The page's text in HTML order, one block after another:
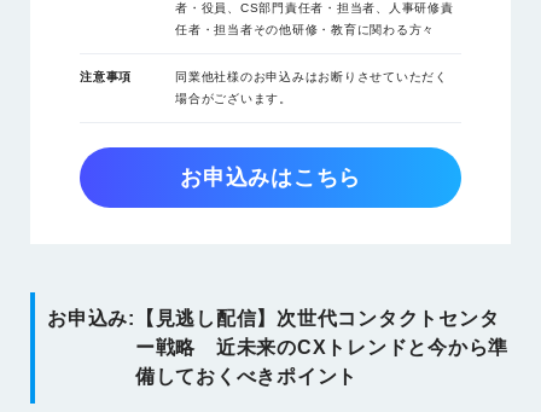
者・役員、CS部門責任者・担当者、人事研修責
任者・担当者その他研修・教育に関わる方々
注意事項
同業他社様のお申込みはお断りさせていただく
場合がございます。
お申込みはこちら
お申込み:
【見逃し配信】次世代コンタクトセンタ
ー戦略 近未来のCXトレンドと今から準
備しておくべきポイント